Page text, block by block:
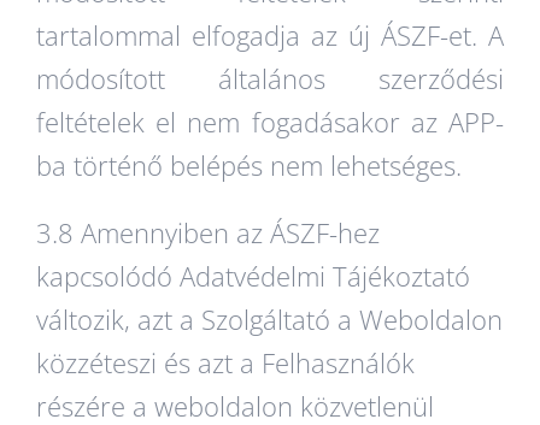
tartalommal elfogadja az új ÁSZF-et. A
módosított általános szerződési
feltételek el nem fogadásakor az APP-
ba történő belépés nem lehetséges.
3.8 Amennyiben az ÁSZF-hez
kapcsolódó Adatvédelmi Tájékoztató
változik, azt a Szolgáltató a Weboldalon
közzéteszi és azt a Felhasználók
részére a weboldalon közvetlenül